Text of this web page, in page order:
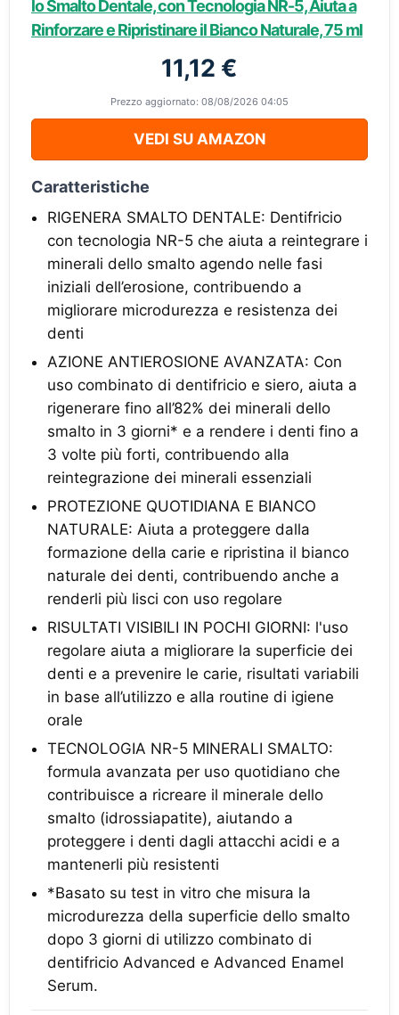
lo Smalto Dentale, con Tecnologia NR-5, Aiuta a
Rinforzare e Ripristinare il Bianco Naturale, 75 ml
11,12 €
Prezzo aggiornato: 08/08/2026 04:05
VEDI SU AMAZON
Caratteristiche
RIGENERA SMALTO DENTALE: Dentifricio
con tecnologia NR-5 che aiuta a reintegrare i
minerali dello smalto agendo nelle fasi
iniziali dell’erosione, contribuendo a
migliorare microdurezza e resistenza dei
denti
AZIONE ANTIEROSIONE AVANZATA: Con
uso combinato di dentifricio e siero, aiuta a
rigenerare fino all’82% dei minerali dello
smalto in 3 giorni* e a rendere i denti fino a
3 volte più forti, contribuendo alla
reintegrazione dei minerali essenziali
PROTEZIONE QUOTIDIANA E BIANCO
NATURALE: Aiuta a proteggere dalla
formazione della carie e ripristina il bianco
naturale dei denti, contribuendo anche a
renderli più lisci con uso regolare
RISULTATI VISIBILI IN POCHI GIORNI: l'uso
regolare aiuta a migliorare la superficie dei
denti e a prevenire le carie, risultati variabili
in base all’utilizzo e alla routine di igiene
orale
TECNOLOGIA NR-5 MINERALI SMALTO:
formula avanzata per uso quotidiano che
contribuisce a ricreare il minerale dello
smalto (idrossiapatite), aiutando a
proteggere i denti dagli attacchi acidi e a
mantenerli più resistenti
*Basato su test in vitro che misura la
microdurezza della superficie dello smalto
dopo 3 giorni di utilizzo combinato di
dentifricio Advanced e Advanced Enamel
Serum.